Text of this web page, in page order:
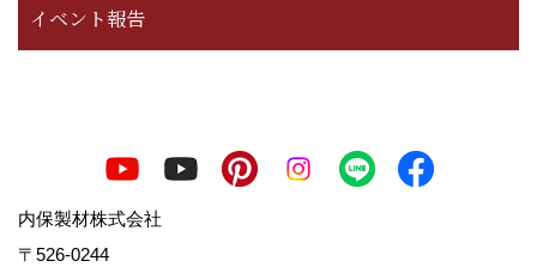
イベント報告
内保製材株式会社
〒526-0244